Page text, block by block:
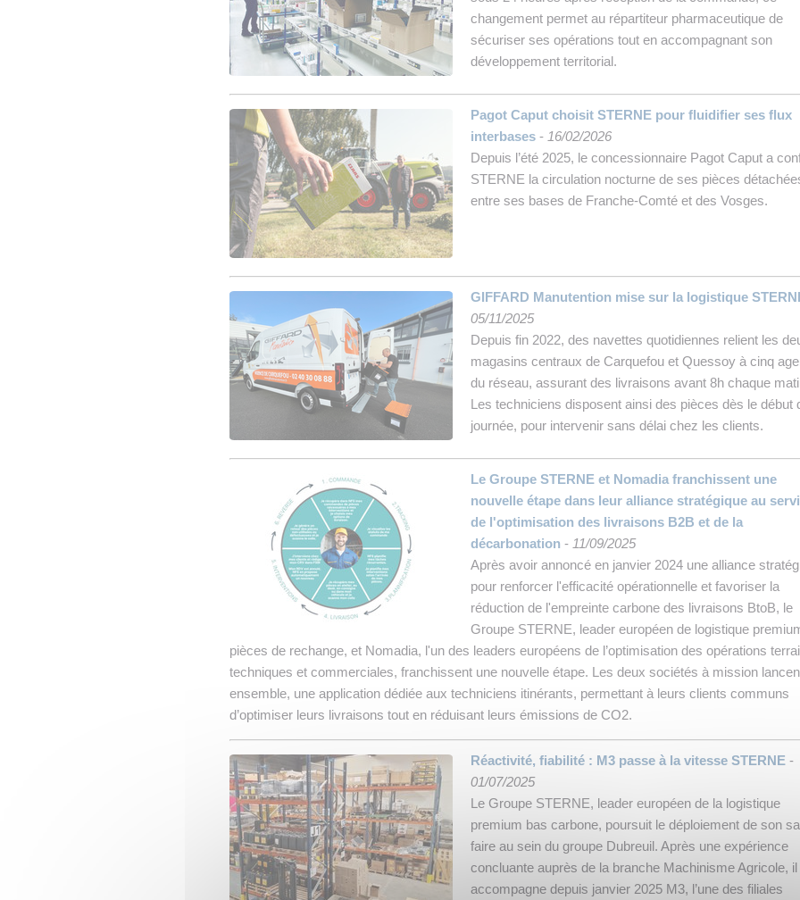
changement permet au répartiteur pharmaceutique de
sécuriser ses opérations tout en accompagnant son
développement territorial.
Pagot Caput choisit STERNE pour fluidifier ses flux
interbases - 16/02/2026
Depuis l’été 2025, le concessionnaire Pagot Caput a
STERNE la circulation nocturne de ses pièces
entre ses bases de Franche-Comté et des Vosges.
GIFFARD Manutention mise sur la logistique
05/11/2025
Depuis fin 2022, des navettes quotidiennes relient les
magasins centraux de Carquefou et Quessoy à cinq
du réseau, assurant des livraisons avant 8h chaque
Les techniciens disposent ainsi des pièces dès le début
journée, pour intervenir sans délai chez les clients.
Le Groupe STERNE et Nomadia franchissent une
nouvelle étape dans leur alliance stratégique au
de l'optimisation des livraisons B2B et de la
décarbonation - 11/09/2025
Après avoir annoncé en janvier 2024 une alliance
pour renforcer l'efficacité opérationnelle et favoriser la
réduction de l'empreinte carbone des livraisons BtoB, le
Groupe STERNE, leader européen de logistique
pièces de rechange, et Nomadia, l'un des leaders européens de l’optimisation des opérations
techniques et commerciales, franchissent une nouvelle étape. Les deux sociétés à mission
ensemble, une application dédiée aux techniciens itinérants, permettant à leurs clients communs
d’optimiser leurs livraisons tout en réduisant leurs émissions de CO2.
Réactivité, fiabilité : M3 passe à la vitesse STERNE -
01/07/2025
Le Groupe STERNE, leader européen de la logistique
premium bas carbone, poursuit le déploiement de son
faire au sein du groupe Dubreuil. Après une expérience
concluante auprès de la branche Machinisme Agricole, il
accompagne depuis janvier 2025 M3, l’une des filiales